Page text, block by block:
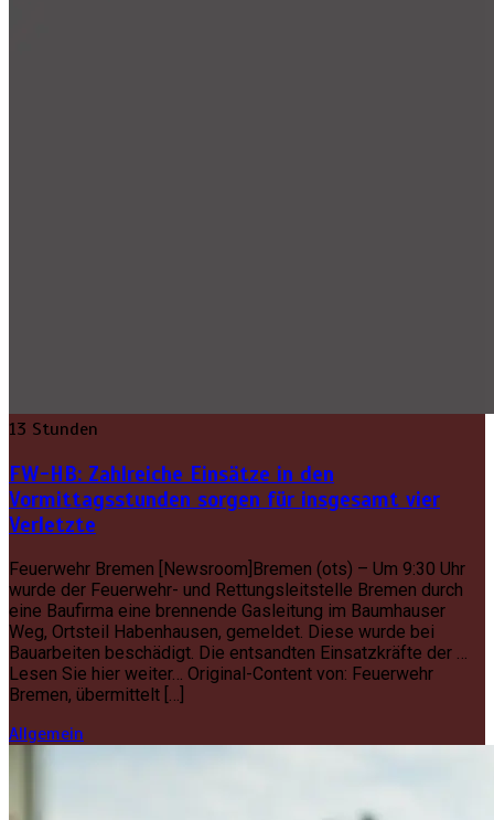
13 Stunden
FW-HB: Zahlreiche Einsätze in den
Vormittagsstunden sorgen für insgesamt vier
Verletzte
Feuerwehr Bremen [Newsroom]Bremen (ots) – Um 9:30 Uhr
wurde der Feuerwehr- und Rettungsleitstelle Bremen durch
eine Baufirma eine brennende Gasleitung im Baumhauser
Weg, Ortsteil Habenhausen, gemeldet. Diese wurde bei
Bauarbeiten beschädigt. Die entsandten Einsatzkräfte der …
Lesen Sie hier weiter… Original-Content von: Feuerwehr
Bremen, übermittelt […]
Allgemein